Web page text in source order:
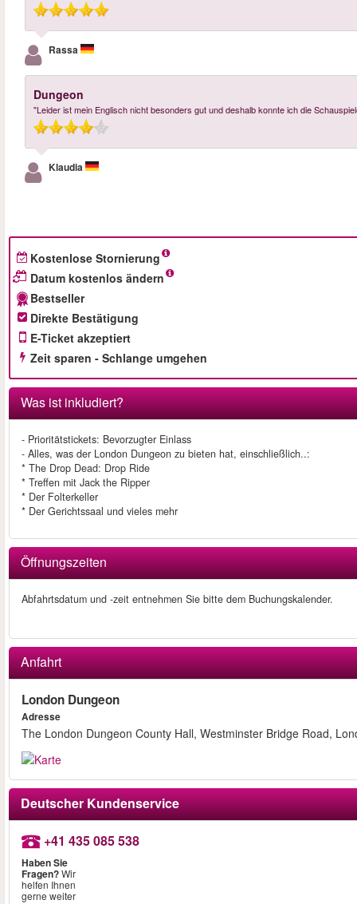
Rassa
Dungeon
"Leider ist mein Englisch nicht besonders gut und deshalb konnte ich die
Klaudia
Kostenlose Stornierung
Datum kostenlos ändern
Bestseller
Direkte Bestätigung
E-Ticket akzeptiert
Zeit sparen - Schlange umgehen
Was ist inkludiert?
- Prioritätstickets: Bevorzugter Einlass
- Alles, was der London Dungeon zu bieten hat, einschließlich..:
* The Drop Dead: Drop Ride
* Treffen mit Jack the Ripper
* Der Folterkeller
* Der Gerichtssaal und vieles mehr
Öffnungszeiten
Abfahrtsdatum und -zeit entnehmen Sie bitte dem Buchungskalender.
Anfahrt
London Dungeon
Adresse
The London Dungeon County Hall, Westminster Bridge Road,
Deutscher Kundenservice
+41 435 085 538
Haben Sie
Fragen?Wir
helfen Ihnen
gerne weiter